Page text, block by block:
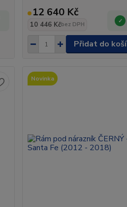
12 640 Kč
10 446 Kčbez DPH
Přidat do
Novinka